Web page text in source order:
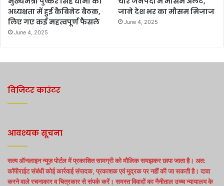
अध्यक्षता में हुई कैबिनेट बैठक,
लिए गए कई महत्वपूर्ण फैसले
June 4, 2025
जाने देश भर का मौसम मिजाज
June 4, 2025
विजिटर काउंटर
आवश्यक सूचना
सत्य ऑनलाइन न्यूज़ पोर्टल में प्रकाशित सामग्री को मौलिक समझकर छापा जाता है। अत:
कॉपीराईट संबंधी कोई कार्रवाई संपादक, प्रकाशक एवं मुद्रक पर नहीं की जा सकती है। दावा
करने वाले रचनाकार व चित्रकार से संपर्क करें। समस्त विवादों का नैनीताल उच्च न्यायालय के